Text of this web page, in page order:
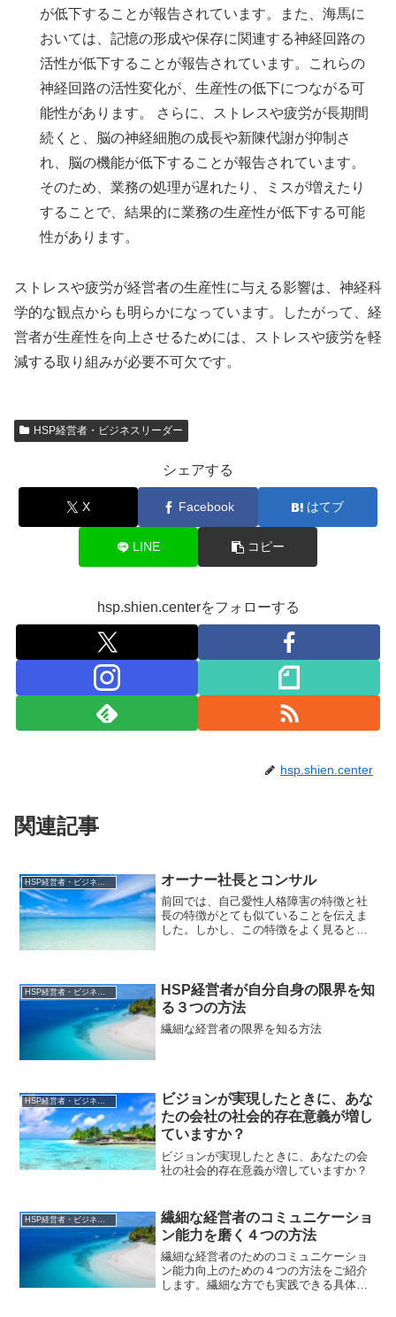
が低下することが報告されています。また、海馬に
おいては、記憶の形成や保存に関連する神経回路の
活性が低下することが報告されています。これらの
神経回路の活性変化が、生産性の低下につながる可
能性があります。 さらに、ストレスや疲労が長期間
続くと、脳の神経細胞の成長や新陳代謝が抑制さ
れ、脳の機能が低下することが報告されています。
そのため、業務の処理が遅れたり、ミスが増えたり
することで、結果的に業務の生産性が低下する可能
性があります。
ストレスや疲労が経営者の生産性に与える影響は、神経科
学的な観点からも明らかになっています。したがって、経
営者が生産性を向上させるためには、ストレスや疲労を軽
減する取り組みが必要不可欠です。
HSP経営者・ビジネスリーダー
シェアする
X Facebook はてブ
LINE コピー
hsp.shien.centerをフォローする
hsp.shien.center
関連記事
HSP経営者・ビジネスリーダー オーナー社長とコンサル
前回では、自己愛性人格障害の特徴と社
長の特徴がとても似ていることを伝えま
した。しかし、この特徴をよく見ると、
能力の限界を「外部」で埋...
HSP経営者が自分自身の限界を知
る３つの方法
繊細な経営者の限界を知る方法
HSP経営者・ビジネスリーダー
ビジョンが実現したときに、あな
たの会社の社会的存在意義が増し
ていますか？
ビジョンが実現したときに、あなたの会
社の社会的存在意義が増していますか？
繊細な経営者のコミュニケーショ
ン能力を磨く４つの方法
繊細な経営者のためのコミュニケーショ
ン能力向上のための４つの方法をご紹介
します。繊細な方でも実践できる具体的